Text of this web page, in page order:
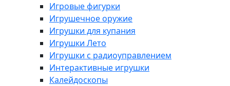
Игровые фигурки
Игрушечное оружие
Игрушки для купания
Игрушки Лето
Игрушки с радиоуправлением
Интерактивные игрушки
Калейдоскопы